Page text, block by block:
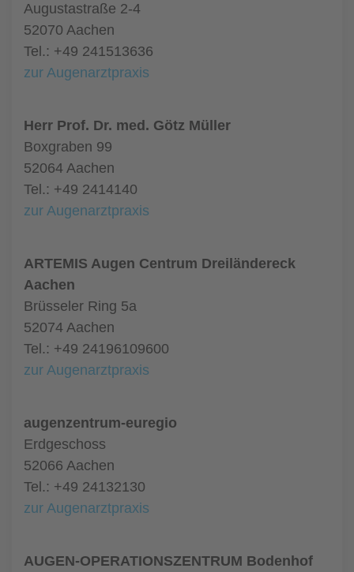
Augustastraße 2-4
52070 Aachen
Tel.: +49 241513636
zur Augenarztpraxis
Herr Prof. Dr. med. Götz Müller
Boxgraben 99
52064 Aachen
Tel.: +49 2414140
zur Augenarztpraxis
ARTEMIS Augen Centrum Dreiländereck
Aachen
Brüsseler Ring 5a
52074 Aachen
Tel.: +49 24196109600
zur Augenarztpraxis
augenzentrum-euregio
Erdgeschoss
52066 Aachen
Tel.: +49 24132130
zur Augenarztpraxis
AUGEN-OPERATIONSZENTRUM Bodenhof